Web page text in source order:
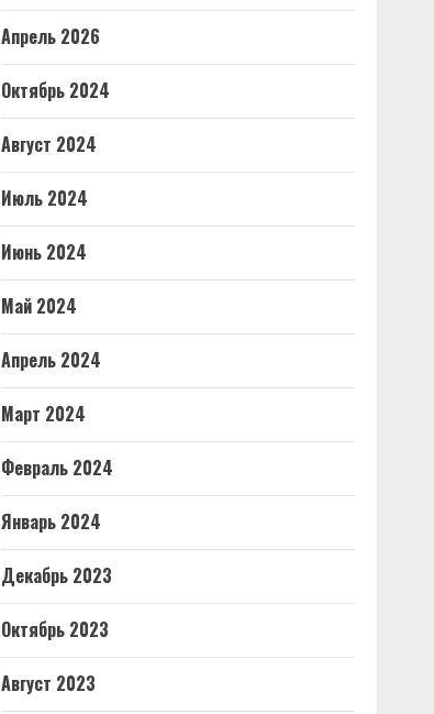
Апрель 2026
Октябрь 2024
Август 2024
Июль 2024
Июнь 2024
Май 2024
Апрель 2024
Март 2024
Февраль 2024
Январь 2024
Декабрь 2023
Октябрь 2023
Август 2023